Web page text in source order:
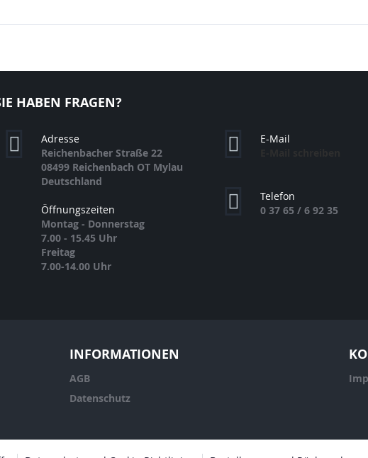
HABEN FRAGEN?
Adresse
Reichenbacher Straße 22
08499 Reichenbach OT Mylau
Deutschland
Öffnungszeiten
Montag - Donnerstag
7.00 - 15.45 Uhr
Freitag
7.00-14.00 Uhr
E-Mail
Telefon
0 37 65 / 6 92 35
INFORMATIONEN
AGB
Datenschutz